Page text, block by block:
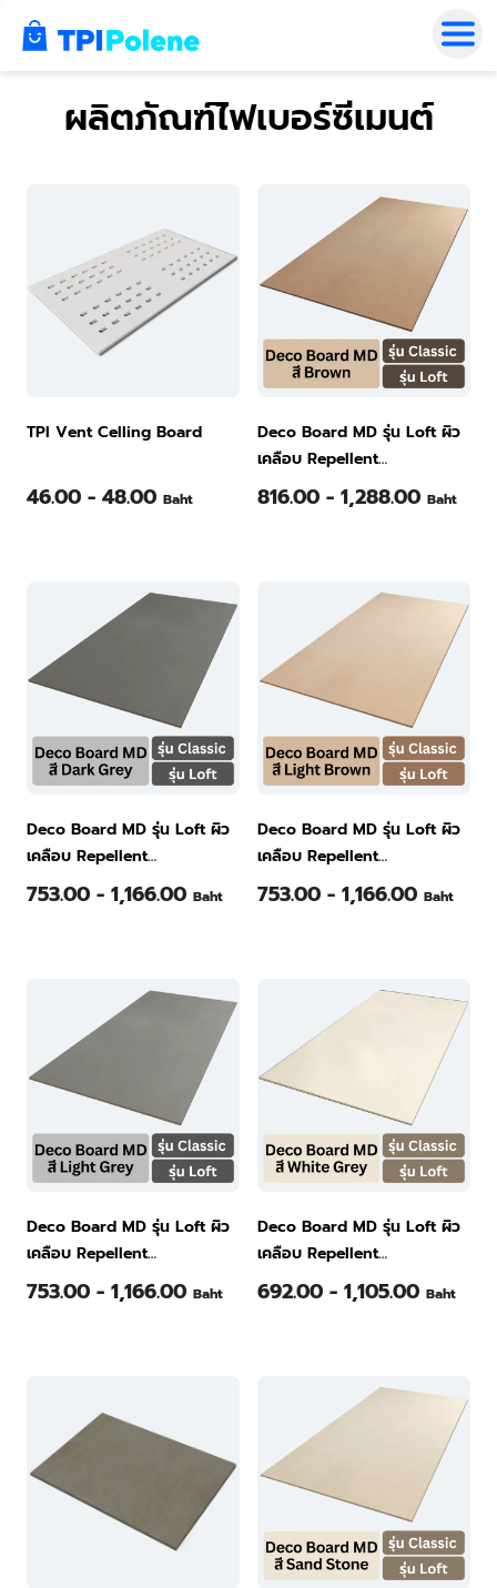
0
ผลิตภัณฑ์ไฟเบอร์ซีเมนต์
TPI Vent Celling Board
46.00 - 48.00 Baht
Deco Board MD รุ่น Loft ผิว
เคลือบ Repellent
120x240x0.6ซม. สี Brown
816.00 - 1,288.00 Baht
Deco Board MD รุ่น Loft ผิว
เคลือบ Repellent
120x240x0.6ซม. สี Dark
753.00 - 1,166.00 Baht
Deco Board MD รุ่น Loft ผิว
เคลือบ Repellent
120x240x0.6ซม. สี Light
753.00 - 1,166.00 Baht
Deco Board MD รุ่น Loft ผิว
เคลือบ Repellent
120x240x0.6ซม. สี Light
753.00 - 1,166.00 Baht
Deco Board MD รุ่น Loft ผิว
เคลือบ Repellent
120x240x0.6ซม. สี White
692.00 - 1,105.00 Baht